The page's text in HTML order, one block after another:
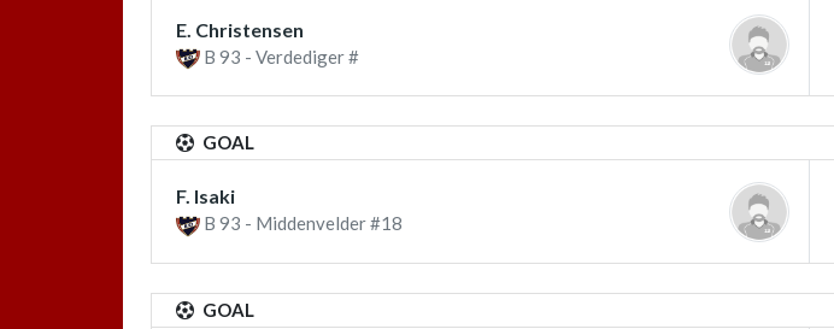
E. Christensen
B 93 - Verdediger #
GOAL
F. Isaki
B 93 - Middenvelder #18
GOAL